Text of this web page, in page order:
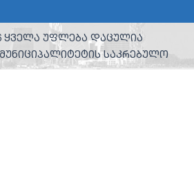
ყველა უფლება დაცულია
საკრებულო